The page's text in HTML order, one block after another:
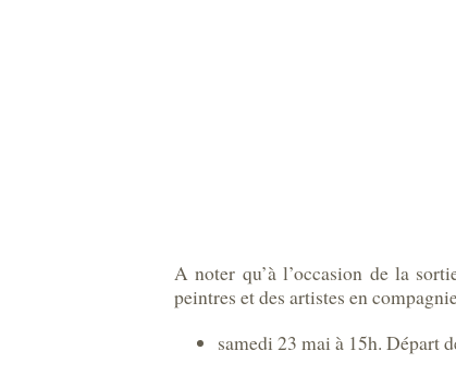
A noter qu’à l’occasion de la
peintres et des artistes en
samedi 23 mai à 15h. Départ